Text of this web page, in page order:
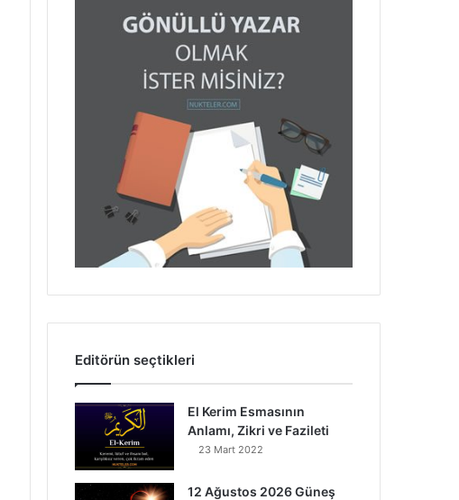
Editörün seçtikleri
El Kerim Esmasının
Anlamı, Zikri ve Fazileti
23 Mart 2022
12 Ağustos 2026 Güneş